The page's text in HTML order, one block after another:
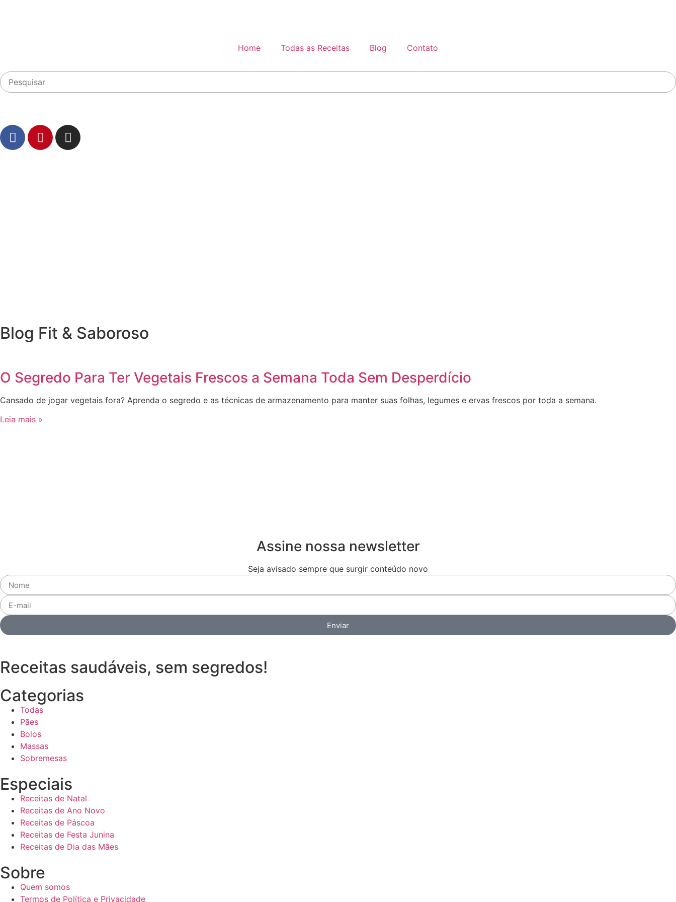
Home Todas as Receitas Blog Contato
Blog Fit & Saboroso
O Segredo Para Ter Vegetais Frescos a Semana Toda Sem Desperdício
Cansado de jogar vegetais fora? Aprenda o segredo e as técnicas de armazenamento para manter suas folhas, legumes e ervas frescos por toda a semana.
Leia mais »
Assine nossa newsletter
Seja avisado sempre que surgir conteúdo novo
Enviar
Receitas saudáveis, sem segredos!
Categorias
Todas
Pães
Bolos
Massas
Sobremesas
Especiais
Receitas de Natal
Receitas de Ano Novo
Receitas de Páscoa
Receitas de Festa Junina
Receitas de Dia das Mães
Sobre
Quem somos
Termos de Política e Privacidade